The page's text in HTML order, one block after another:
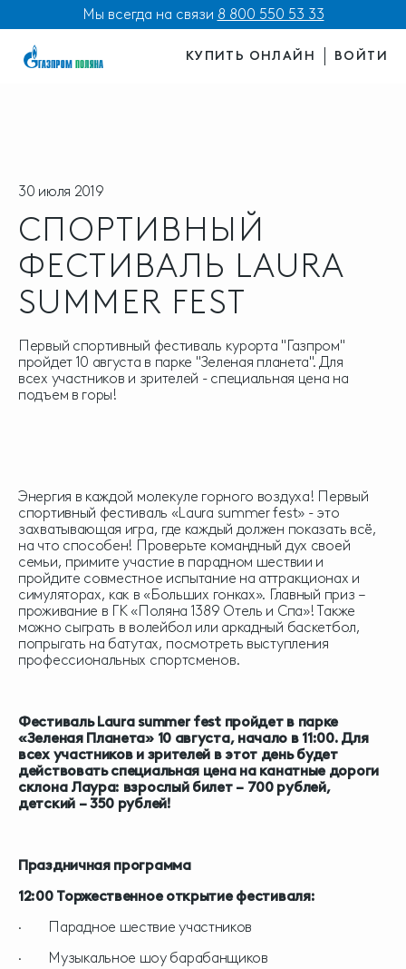
Мы всегда на связи 8 800 550 53 33
КУПИТЬ ОНЛАЙН ВОЙТИ
30 июля 2019
СПОРТИВНЫЙ
ФЕСТИВАЛЬ LAURA
SUMMER FEST
Первый спортивный фестиваль курорта "Газпром"
пройдет 10 августа в парке "Зеленая планета". Для
всех участников и зрителей - специальная цена на
подъем в горы!
Энергия в каждой молекуле горного воздуха! Первый
спортивный фестиваль «Laura summer fest» - это
захватывающая игра, где каждый должен показать всё,
на что способен! Проверьте командный дух своей
семьи, примите участие в парадном шествии и
пройдите совместное испытание на аттракционах и
симуляторах, как в «Больших гонках». Главный приз –
проживание в ГК «Поляна 1389 Отель и Спа»! Также
можно сыграть в волейбол или аркадный баскетбол,
попрыгать на батутах, посмотреть выступления
профессиональных спортсменов.
Фестиваль Laura summer fest пройдет в парке
«Зеленая Планета» 10 августа, начало в 11:00. Для
всех участников и зрителей в этот день будет
действовать специальная цена на канатные дороги
склона Лаура: взрослый билет – 700 рублей,
детский – 350 рублей!
Праздничная программа
12:00 Торжественное открытие фестиваля:
· Парадное шествие участников
· Музыкальное шоу барабанщиков